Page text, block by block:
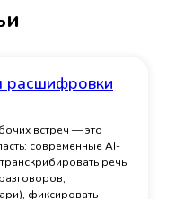
расшифровки
встреч — это
современные AI-
речь
фиксировать